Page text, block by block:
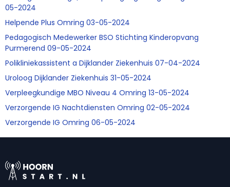
05-2024
Helpende Plus Omring 03-05-2024
Pedagogisch Medewerker BSO Stichting Kinderopvang
Purmerend 09-05-2024
Polikliniekassistent a Dijklander Ziekenhuis 07-04-2024
Uroloog Dijklander Ziekenhuis 31-05-2024
Verpleegkundige MBO Niveau 4 Omring 13-05-2024
Verzorgende IG Nachtdiensten Omring 02-05-2024
Verzorgende IG Omring 06-05-2024